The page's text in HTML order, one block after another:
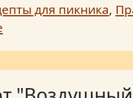
для пикника,